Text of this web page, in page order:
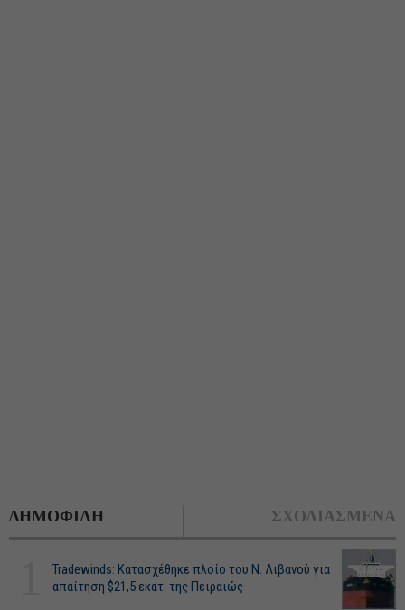
ΔΗΜΟΦΙΛΗ ΣΧΟΛΙΑΣΜΕΝΑ
Tradewinds: Κατασχέθηκε πλοίο του Ν. Λιβανού για
απαίτηση $21,5 εκατ. της Πειραιώς